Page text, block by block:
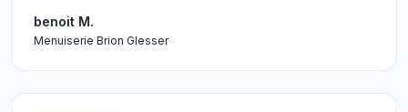
benoit M.
Menuiserie Brion Glesser